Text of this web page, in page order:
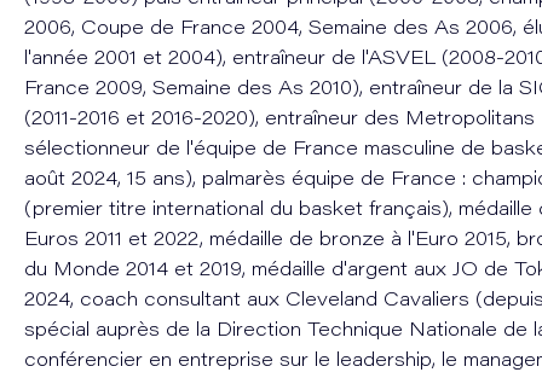
2006, Coupe de France 2004, Semaine des As 2006,
l'année 2001 et 2004), entraîneur de l'ASVEL (2008-
France 2009, Semaine des As 2010), entraîneur de la
(2011-2016 et 2016-2020), entraîneur des Metropolitans
sélectionneur de l'équipe de France masculine de
août 2024, 15 ans), palmarès équipe de France :
(premier titre international du basket français), médaille
Euros 2011 et 2022, médaille de bronze à l'Euro 2015,
du Monde 2014 et 2019, médaille d'argent aux JO de
2024, coach consultant aux Cleveland Cavaliers
spécial auprès de la Direction Technique Nationale de
conférencier en entreprise sur le leadership, le